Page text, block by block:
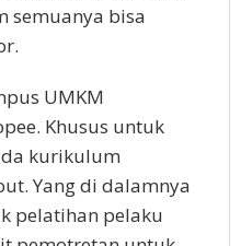
semuanya bisa
UMKM
Khusus untuk
kurikulum
Yang di dalamnya
pelatihan pelaku